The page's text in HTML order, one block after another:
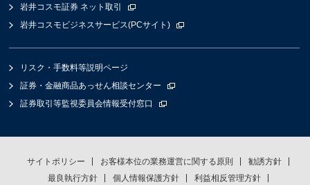
岩井コスモ証券 ネット取引
岩井コスモビジネスサービス(PCサイト)
リスク・手数料等説明ページ
証券・金融商品あっせん相談センター
証券取引等監視委員会情報受付窓口
サイトポリシー お客様本位の業務運営に関する原則
勧誘方針
最良執行方針
個人情報保護方針
利益相反管理方針